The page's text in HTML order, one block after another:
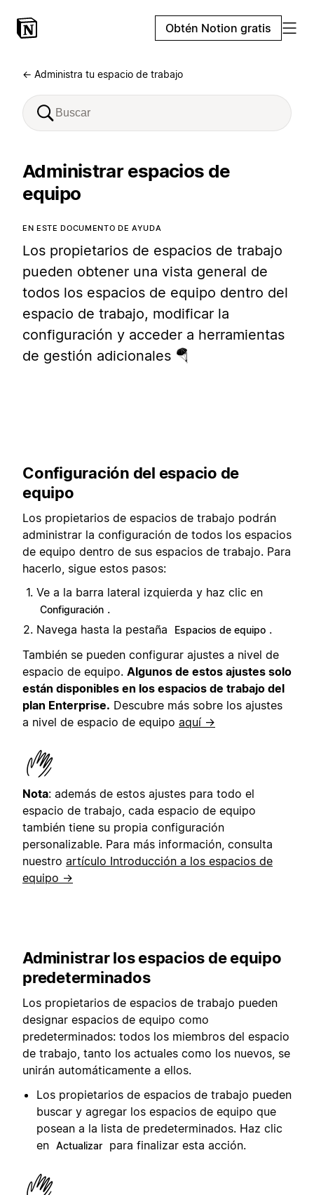
Obtén Notion gratis
← Administra tu espacio de trabajo
Administrar espacios de
equipo
EN ESTE DOCUMENTO DE AYUDA
Los propietarios de espacios de trabajo
pueden obtener una vista general de
todos los espacios de equipo dentro del
espacio de trabajo, modificar la
configuración y acceder a herramientas
de gestión adicionales 🪂
Configuración del espacio de
equipo
Los propietarios de espacios de trabajo podrán
administrar la configuración de todos los espacios
de equipo dentro de sus espacios de trabajo. Para
hacerlo, sigue estos pasos:
Ve a la barra lateral izquierda y haz clic en
Configuración .
Navega hasta la pestaña
Espacios de equipo .
También se pueden configurar ajustes a nivel de
espacio de equipo. Algunos de estos ajustes solo
están disponibles en los espacios de trabajo del
plan Enterprise. Descubre más sobre los ajustes
a nivel de espacio de equipo aquí →
Nota: además de estos ajustes para todo el
espacio de trabajo, cada espacio de equipo
también tiene su propia configuración
personalizable. Para más información, consulta
nuestro artículo Introducción a los espacios de
equipo →
Administrar los espacios de equipo
predeterminados
Los propietarios de espacios de trabajo pueden
designar espacios de equipo como
predeterminados: todos los miembros del espacio
de trabajo, tanto los actuales como los nuevos, se
unirán automáticamente a ellos.
Los propietarios de espacios de trabajo pueden
buscar y agregar los espacios de equipo que
posean a la lista de predeterminados. Haz clic
en Actualizar para finalizar esta acción.